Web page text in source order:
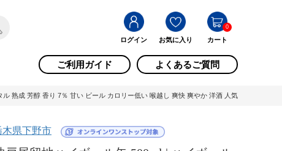
ログイン お気に入り カート
0
ご利用ガイド よくあるご質問
熟成 芳醇 香り 7％ 甘い ビール カロリー低い 喉越し 爽快 爽やか 洋酒 人気 酎ハイ サワ
木県下野市